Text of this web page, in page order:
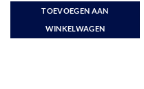
was:
€ 245,53.
is:
€ 173,55.
TOEVOEGEN AAN
WINKELWAGEN